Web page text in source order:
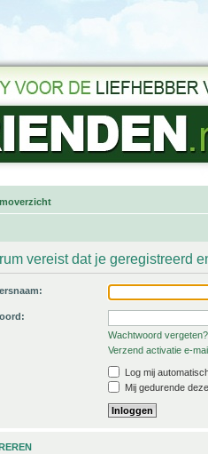
vereist dat je geregistreerd
Wachtwoord vergeten?
Verzend activatie e-
Log mij
Mij gedurende